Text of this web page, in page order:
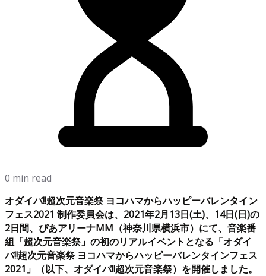
0 min read
オダイバ!!超次元音楽祭 ヨコハマからハッピーバレンタイン
フェス2021 制作委員会は、2021年2月13日(土)、14日(日)の
2日間、ぴあアリーナMM（神奈川県横浜市）にて、音楽番
組「超次元音楽祭」の初のリアルイベントとなる「オダイ
バ!!超次元音楽祭 ヨコハマからハッピーバレンタインフェス
2021」（以下、オダイバ!!超次元音楽祭）を開催しました。